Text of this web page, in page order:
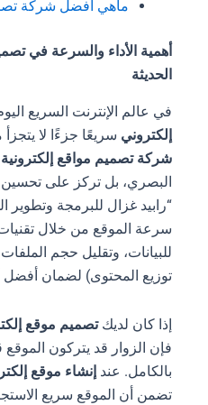
ماهي أفضل شركة
أهمية الأداء والسرعة في
الحديثة
في عالم الإنترنت السريع
إلكترونيسريعًا جزءًا لا يتجزأ
شركة تصميم مواقع إلكترونية
البصري، بل تركز على تحسين
“رابيد غزال للبرمجة وتطوير
سرعة الموقع من خلال تقنيات
توزيع المحتوى) لضمان أفضل
إذا كان لديكتصميم موقع
فإن الزوار قد يتركون الموقع
بالكامل. عندإنشاء موقع
تضمن أن الموقع سريع